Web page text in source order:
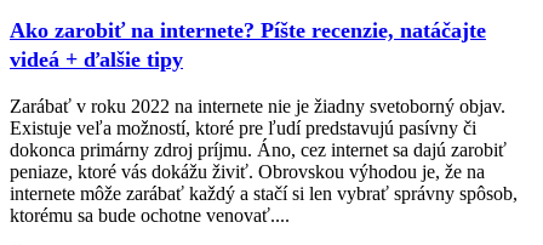
Ako zarobiť na internete? Píšte recenzie, natáčajte
videá + ďalšie tipy
Zarábať v roku 2022 na internete nie je žiadny svetoborný objav.
Existuje veľa možností, ktoré pre ľudí predstavujú pasívny či
dokonca primárny zdroj príjmu. Áno, cez internet sa dajú zarobiť
peniaze, ktoré vás dokážu živiť. Obrovskou výhodou je, že na
internete môže zarábať každý a stačí si len vybrať správny spôsob,
ktorému sa bude ochotne venovať....